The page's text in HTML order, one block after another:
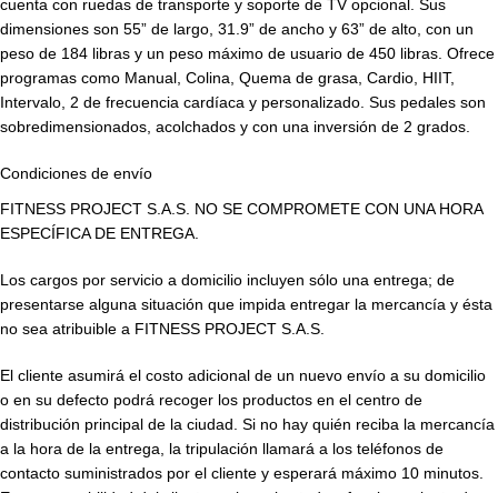
cuenta con ruedas de transporte y soporte de TV opcional. Sus
dimensiones son 55” de largo, 31.9” de ancho y 63” de alto, con un
peso de 184 libras y un peso máximo de usuario de 450 libras. Ofrece
programas como Manual, Colina, Quema de grasa, Cardio, HIIT,
Intervalo, 2 de frecuencia cardíaca y personalizado. Sus pedales son
sobredimensionados, acolchados y con una inversión de 2 grados.
Condiciones de envío
FITNESS PROJECT S.A.S. NO SE COMPROMETE CON UNA HORA
ESPECÍFICA DE ENTREGA.
Los cargos por servicio a domicilio incluyen sólo una entrega; de
presentarse alguna situación que impida entregar la mercancía y ésta
no sea atribuible a FITNESS PROJECT S.A.S.
El cliente asumirá el costo adicional de un nuevo envío a su domicilio
o en su defecto podrá recoger los productos en el centro de
distribución principal de la ciudad. Si no hay quién reciba la mercancía
a la hora de la entrega, la tripulación llamará a los teléfonos de
contacto suministrados por el cliente y esperará máximo 10 minutos.